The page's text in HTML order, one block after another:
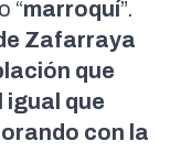
“marroquí”.
Zafarraya
que
igual que
con la